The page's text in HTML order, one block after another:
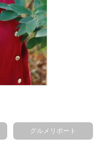
グルメリポート